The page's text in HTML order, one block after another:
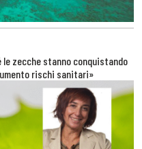
zecche stanno conquistando
rischi sanitari»